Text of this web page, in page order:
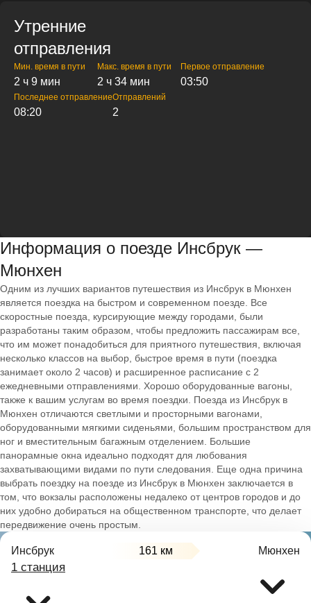
Утренние
отправления
Мин. время в пути
2 ч 9 мин
Макс. время в пути
2 ч 34 мин
Первое отправление
03:50
Последнее отправление
08:20
Отправлений
2
Информация о поезде Инсбрук —
Мюнхен
Одним из лучших вариантов путешествия из Инсбрук в Мюнхен
является поездка на быстром и современном поезде. Все
скоростные поезда, курсирующие между городами, были
разработаны таким образом, чтобы предложить пассажирам все,
что им может понадобиться для приятного путешествия, включая
несколько классов на выбор, быстрое время в пути (поездка
занимает около 2 часов) и расширенное расписание с 2
ежедневными отправлениями. Хорошо оборудованные вагоны,
также к вашим услугам во время поездки. Поезда из Инсбрук в
Мюнхен отличаются светлыми и просторными вагонами,
оборудованными мягкими сиденьями, большим пространством для
ног и вместительным багажным отделением. Большие
панорамные окна идеально подходят для любования
захватывающими видами по пути следования. Еще одна причина
выбрать поездку на поезде из Инсбрук в Мюнхен заключается в
том, что вокзалы расположены недалеко от центров городов и до
них удобно добираться на общественном транспорте, что делает
передвижение очень простым.
Инсбрук 161 км Мюнхен
1 станция